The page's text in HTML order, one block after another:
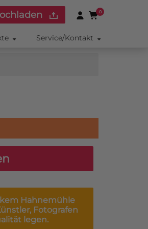
0
Service/Kontakt
Hahnemühle
Fotografen
legen.